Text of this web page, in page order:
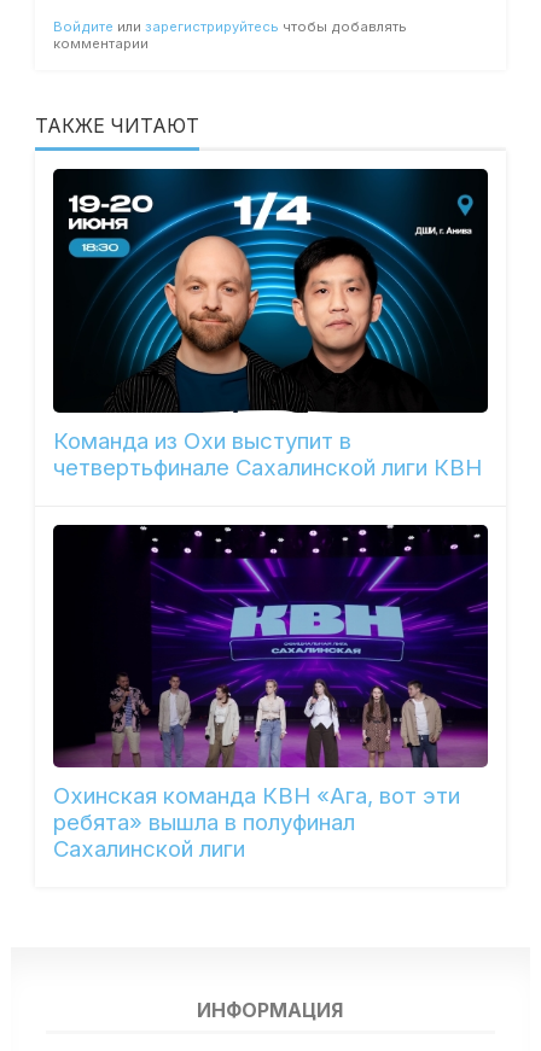
Войдите или зарегистрируйтесь чтобы добавлять
комментарии
ТАКЖЕ ЧИТАЮТ
Команда из Охи выступит в
четвертьфинале Сахалинской лиги КВН
Охинская команда КВН «Ага, вот эти
ребята» вышла в полуфинал
Сахалинской лиги
ИНФОРМАЦИЯ